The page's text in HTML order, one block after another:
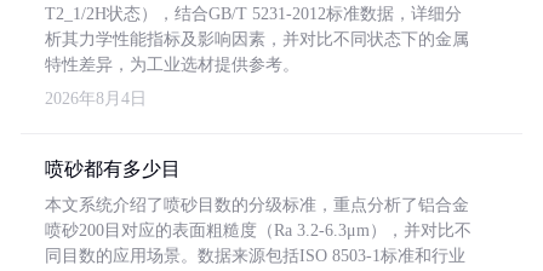
T2_1/2H状态），结合GB/T 5231-2012标准数据，详细分
析其力学性能指标及影响因素，并对比不同状态下的金属
特性差异，为工业选材提供参考。
2026年8月4日
喷砂都有多少目
本文系统介绍了喷砂目数的分级标准，重点分析了铝合金
喷砂200目对应的表面粗糙度（Ra 3.2-6.3μm），并对比不
同目数的应用场景。数据来源包括ISO 8503-1标准和行业